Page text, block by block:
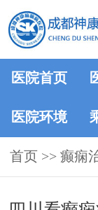
医院首页
医院环境
首页 >> 癫痫